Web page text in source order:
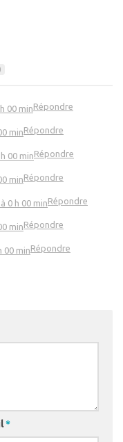
00 minRépondre
minRépondre
00 minRépondre
minRépondre
0 h 00 minRépondre
minRépondre
00 minRépondre
*